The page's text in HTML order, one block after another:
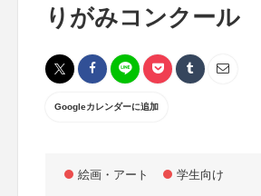
りがみコンクール
Googleカレンダーに追加
絵画・アート 学生向け